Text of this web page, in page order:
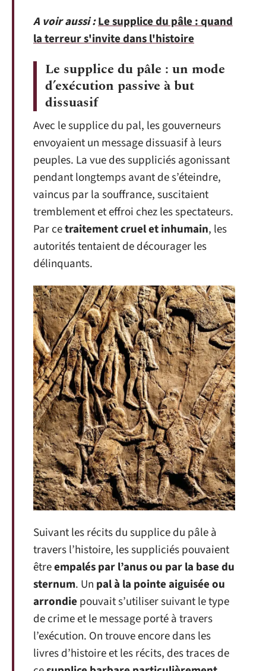
A voir aussi :Le supplice du pâle : quand
la terreur s'invite dans l'histoire
Le supplice du pâle : un mode
d’exécution passive à but
dissuasif
Avec le supplice du pal, les gouverneurs
envoyaient un message dissuasif à leurs
peuples. La vue des suppliciés agonissant
pendant longtemps avant de s’éteindre,
vaincus par la souffrance, suscitaient
tremblement et effroi chez les spectateurs.
Par cetraitement cruel et inhumain, les
autorités tentaient de décourager les
délinquants.
Suivant les récits du supplice du pâle à
travers l’histoire, les suppliciés pouvaient
êtreempalés par l’anus ou par la base du
sternum. Un pal à la pointe aiguisée ou
arrondie pouvait s’utiliser suivant le type
de crime et le message porté à travers
l’exécution. On trouve encore dans les
livres d’histoire et les récits, des traces de